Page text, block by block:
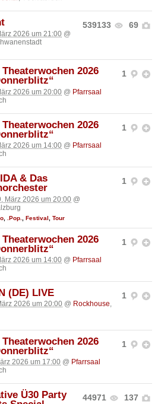
539133 69
2026 um 21:00 @
1
2026
2026 um 20:00 @ Pfarrsaal
1
2026
2026 um 14:00 @ Pfarrsaal
1
& Das
März 2026 um 20:00 @
.Pop. Festival Tour
1
2026
2026 um 14:00 @ Pfarrsaal
1
(DE) LIVE
2026 um 20:00 @ Rockhouse,
1
2026
2026 um 17:00 @ Pfarrsaal
44971 137
Ü30 Party